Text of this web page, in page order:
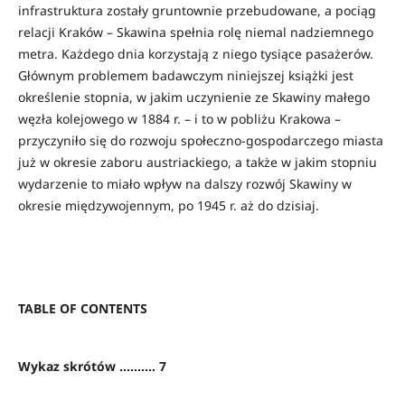
infrastruktura zostały gruntownie przebudowane, a pociąg
relacji Kraków – Skawina spełnia rolę niemal nadziemnego
metra. Każdego dnia korzystają z niego tysiące pasażerów.
Głównym problemem badawczym niniejszej książki jest
określenie stopnia, w jakim uczynienie ze Skawiny małego
węzła kolejowego w 1884 r. – i to w pobliżu Krakowa –
przyczyniło się do rozwoju społeczno-gospodarczego miasta
już w okresie zaboru austriackiego, a także w jakim stopniu
wydarzenie to miało wpływ na dalszy rozwój Skawiny w
okresie międzywojennym, po 1945 r. aż do dzisiaj.
TABLE OF CONTENTS
Wykaz skrótów .......... 7